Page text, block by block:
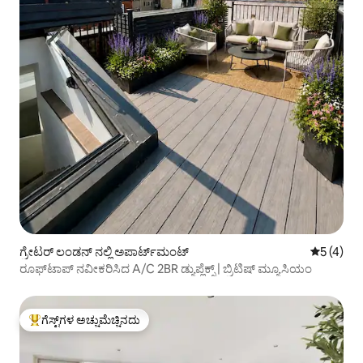
ಗ್ರೇಟರ್ ಲಂಡನ್ ನಲ್ಲಿ ಅಪಾರ್ಟ್‌ಮಂಟ್ 5 ರಲ್ಲಿ 5
5 (4)
ರೂಫ್‌ಟಾಪ್ ನವೀಕರಿಸಿದ A/C 2BR ಡ್ಯುಪ್ಲೆಕ್ಸ್ | ಬ್ರಿಟಿಷ್ ಮ್ಯೂಸಿಯಂ
ಗೆಸ್ಟ್‌ಗಳಿಗೆ ಅತಿ ಹೆಚ್ಚು ಅಚ್ಚುಮೆಚ್ಚಿನದು
ಗೆಸ್ಟ್‌ಗಳ ಅಚ್ಚುಮೆಚ್ಚಿನದು